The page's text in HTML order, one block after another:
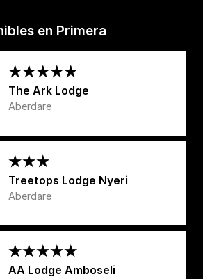
en Primera
The Ark Lodge
Aberdare
Treetops Lodge Nyeri
Aberdare
AA Lodge Amboseli